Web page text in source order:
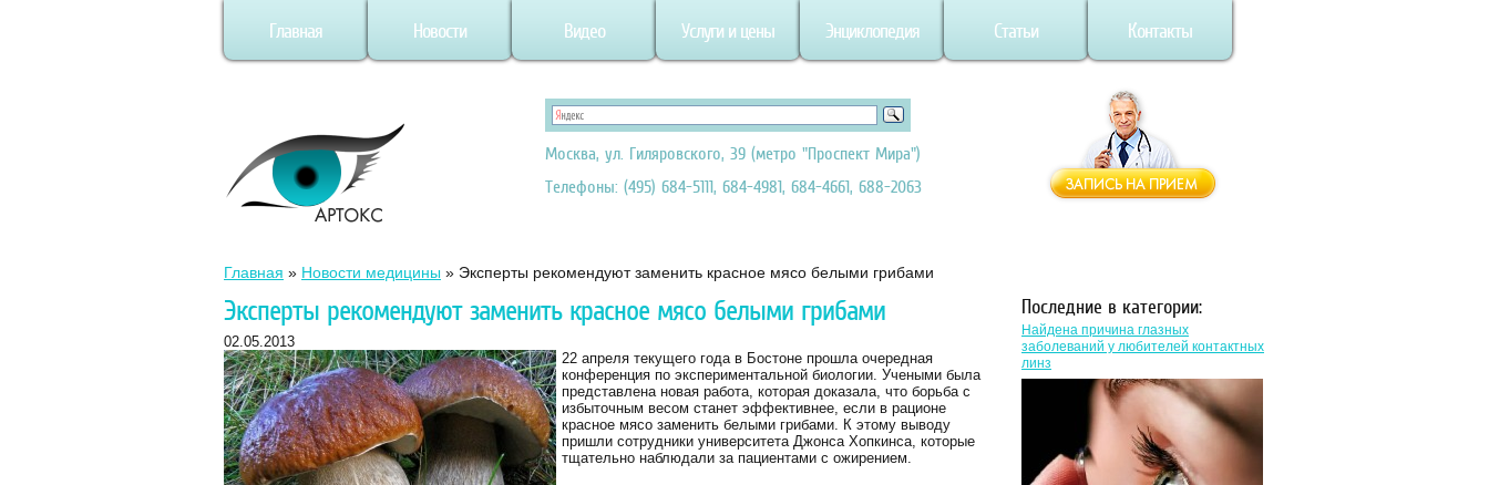
Главная Новости Видео Услуги и цены Энциклопедия Статьи Контакты
Москва, ул. Гиляровского, 39 (метро "Проспект Мира")
Телефоны: (495) 684-5111, 684-4981, 684-4661, 688-2063
Главная » Новости медицины » Эксперты рекомендуют заменить красное мясо белыми грибами
Эксперты рекомендуют заменить красное мясо белыми грибами
02.05.2013
22 апреля текущего года в Бостоне прошла очередная
конференция по экспериментальной биологии. Учеными была
представлена новая работа, которая доказала, что борьба с
избыточным весом станет эффективнее, если в рационе
красное мясо заменить белыми грибами. К этому выводу
пришли сотрудники университета Джонса Хопкинса, которые
тщательно наблюдали за пациентами с ожирением.
Последние в категории:
Найдена причина глазных
заболеваний у любителей контактных
линз